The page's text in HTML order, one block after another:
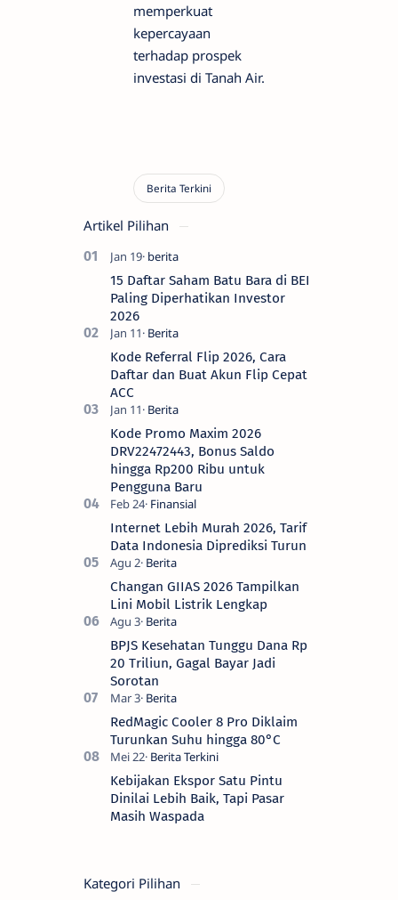
memperkuat
kepercayaan
terhadap prospek
investasi di Tanah Air.
Artikel Pilihan
15 Daftar Saham Batu Bara di BEI
Paling Diperhatikan Investor
2026
Kode Referral Flip 2026, Cara
Daftar dan Buat Akun Flip Cepat
ACC
Kode Promo Maxim 2026
DRV22472443, Bonus Saldo
hingga Rp200 Ribu untuk
Pengguna Baru
Internet Lebih Murah 2026, Tarif
Data Indonesia Diprediksi Turun
Changan GIIAS 2026 Tampilkan
Lini Mobil Listrik Lengkap
BPJS Kesehatan Tunggu Dana Rp
20 Triliun, Gagal Bayar Jadi
Sorotan
RedMagic Cooler 8 Pro Diklaim
Turunkan Suhu hingga 80°C
Kebijakan Ekspor Satu Pintu
Dinilai Lebih Baik, Tapi Pasar
Masih Waspada
Kategori Pilihan